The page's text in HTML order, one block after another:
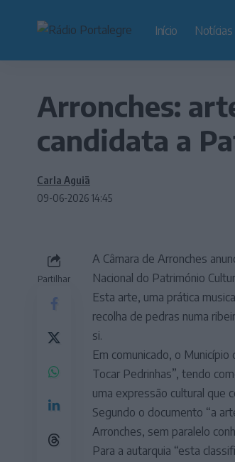
Início Notícias
Arronches:
candidata a
09-06-2026 14:45
Carla Aguiã
Partilhar
A Câmara de Arronches
Nacional do Património
Esta arte, uma prática
recolha de pedras numa
si.
Em comunicado, o
Tocar Pedrinhas”, tendo
uma expressão cultural que
Segundo o documento “a
Arronches, sem paralelo
Para a autarquia “esta